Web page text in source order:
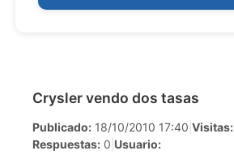
Crysler vendo dos tasas
Publicado: 18/10/2010 17:40 Visitas:
Respuestas: 0 Usuario: